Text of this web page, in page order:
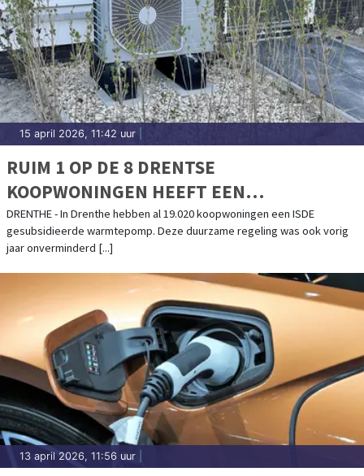
15 april 2026, 11:42 uur
RUIM 1 OP DE 8 DRENTSE
KOOPWONINGEN HEEFT EEN
WARMTEPOMP
DRENTHE - In Drenthe hebben al 19.020 koopwoningen een ISDE
gesubsidieerde warmtepomp. Deze duurzame regeling was ook vorig
jaar onverminderd [...]
13 april 2026, 11:56 uur